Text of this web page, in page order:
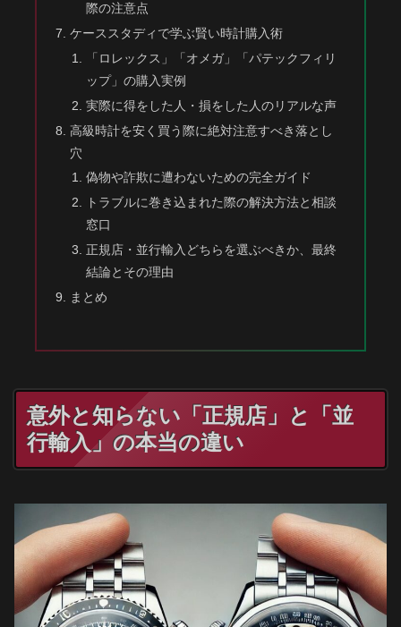
際の注意点
ケーススタディで学ぶ賢い時計購入術
「ロレックス」「オメガ」「パテックフィリ
ップ」の購入実例
実際に得をした人・損をした人のリアルな声
高級時計を安く買う際に絶対注意すべき落とし
穴
偽物や詐欺に遭わないための完全ガイド
トラブルに巻き込まれた際の解決方法と相談
窓口
正規店・並行輸入どちらを選ぶべきか、最終
結論とその理由
まとめ
意外と知らない「正規店」と「並
行輸入」の本当の違い